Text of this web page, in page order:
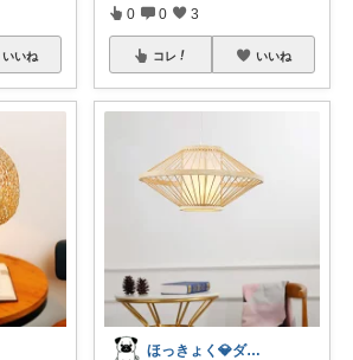
いいね
0 0 3
コレ いいね
ほっきょく💎ダイヤモンド会員💎